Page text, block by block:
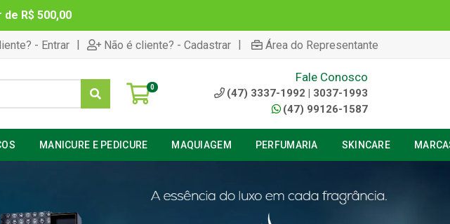
de R$ 500,00
- Entrar | Não é cliente? - Cadastrar | Área do Representante
0
Fale Conosco
(47) 3337-1992 | 3037-1993
(47) 99126-1587
MANICURE E PEDICURE MAQUIAGEM PERFUMARIA SKINCARE